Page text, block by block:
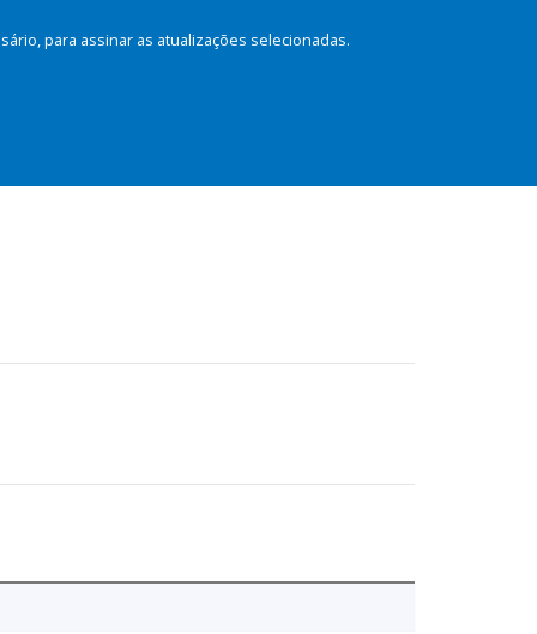
para assinar as atualizações selecionadas.